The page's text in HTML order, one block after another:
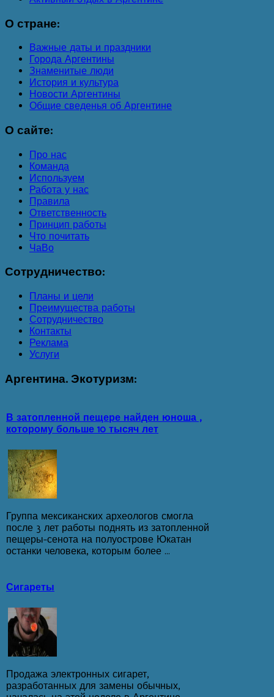
О стране:
Важные даты и праздники
Города Аргентины
Знаменитые люди
История и культура
Новости Аргентины
Общие сведенья об Аргентине
О сайте:
Про нас
Команда
Используем
Работа у нас
Правила
Ответственность
Принцип работы
Что почитать
ЧаВо
Сотрудничество:
Планы и цели
Преимущества работы
Сотрудничество
Контакты
Реклама
Услуги
Аргентина. Экотуризм:
В затопленной пещере найден юноша ,
которому больше 10 тысяч лет
Группа мексиканских археологов смогла
после 3 лет работы поднять из затопленной
пещеры-сенота на полуострове Юкатан
останки человека, которым более ...
Сигареты
Продажа электронных сигарет,
разработанных для замены обычных,